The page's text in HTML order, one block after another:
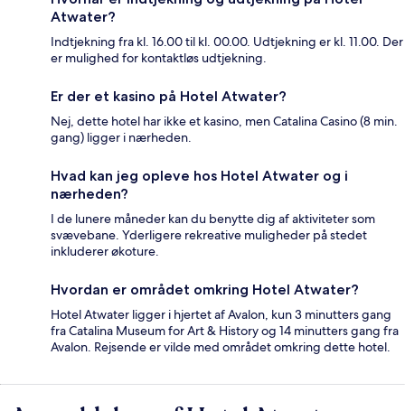
Atwater?
Indtjekning fra kl. 16.00 til kl. 00.00. Udtjekning er kl. 11.00. Der
er mulighed for kontaktløs udtjekning.
Er der et kasino på Hotel Atwater?
Nej, dette hotel har ikke et kasino, men Catalina Casino (8 min.
gang) ligger i nærheden.
Hvad kan jeg opleve hos Hotel Atwater og i
nærheden?
I de lunere måneder kan du benytte dig af aktiviteter som
svævebane. Yderligere rekreative muligheder på stedet
inkluderer økoture.
Hvordan er området omkring Hotel Atwater?
Hotel Atwater ligger i hjertet af Avalon, kun 3 minutters gang
fra Catalina Museum for Art & History og 14 minutters gang fra
Avalon. Rejsende er vilde med området omkring dette hotel.